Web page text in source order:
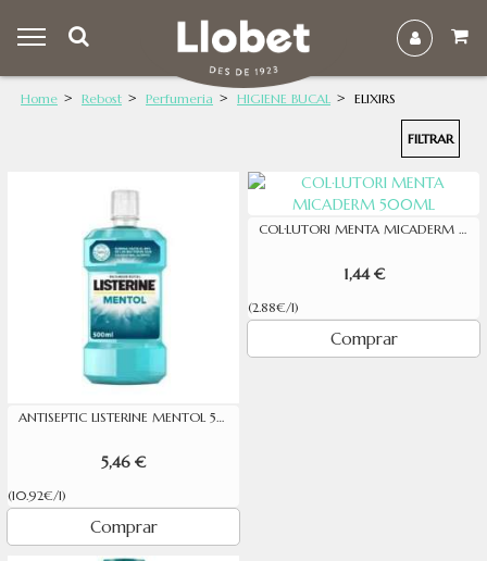
Home Rebost Perfumeria HIGIENE BUCAL ELIXIRS
FILTRAR
ANTISEPTIC LISTERINE MENTOL 500 ML
5,46 €
(10.92€/l)
Comprar
COL·LUTORI MENTA MICADERM 500ML
1,44 €
(2.88€/l)
Comprar